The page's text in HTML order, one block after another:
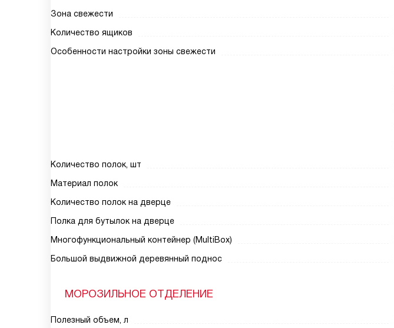
Зона свежести
Количество ящиков
Особенности настройки зоны свежести
Количество полок, шт
Материал полок
Количество полок на дверце
Полка для бутылок на дверце
Многофункциональный контейнер (MultiBox)
Большой выдвижной деревянный поднос
МОРОЗИЛЬНОЕ ОТДЕЛЕНИЕ
Полезный объем, л